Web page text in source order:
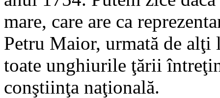
mare, care are ca
Petru Maior, urmată de alţi
toate unghiurile ţării
conştiinţa naţională.